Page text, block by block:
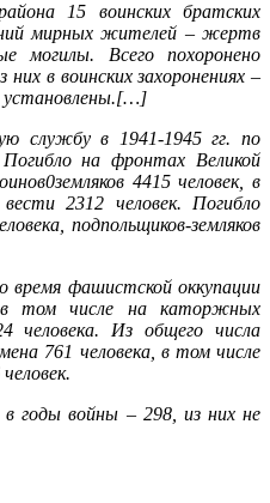
15 воинских братских
мирных жителей – жертв
могилы. Всего похоронено
них в воинских захоронениях –
[…]
службу в 1941-1945 гг. по
Погибло на фронтах Великой
4415 человек, в
2312 человек. Погибло
подпольщиков-земляков
фашистской оккупации
в том числе на каторжных
человека. Из общего числа
761 человека, в том числе
годы войны – 298, из них не